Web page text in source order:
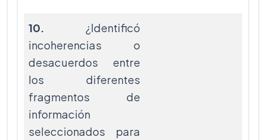
10. ¿Identificó
incoherencias o
desacuerdos entre
los diferentes
fragmentos de
información
seleccionados para